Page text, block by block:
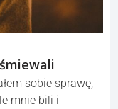
sobie sprawę,
mnie bili i